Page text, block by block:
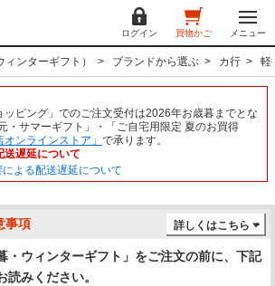
ログイン 買物かご メニュー
ンターギフト） ブランドから選ぶ カ行 軽
ッピング」でのご注文受付は2026年お歳暮までとな
・サマーギフト」・「ご自宅用限定 夏のお買得
ンラインストア」 で承ります。
送遅延について
よる配送遅延について
事項
・ウィンターギフト」をご注文の前に、下記
みください。
詳しくはこちら